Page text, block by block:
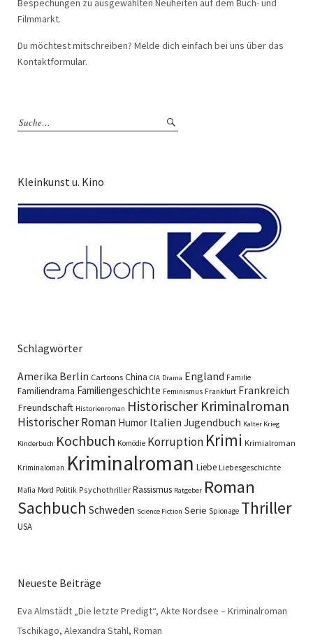
Bespechungen zu ausgewählten Neuheiten auf dem Buch- und
Filmmarkt.
Du möchtest mitschreiben? Melde dich einfach bei uns über das
Kontaktformular.
Kleinkunst u. Kino
Schlagwörter
Amerika Berlin Cartoons China CIA Drama England Familie
Familiendrama Familiengeschichte Feminismus Frankfurt Frankreich
Freundschaft Historienroman Historischer Kriminalroman
Historischer Roman Humor Italien Jugendbuch Kalter Krieg
Kinderbuch Kochbuch Komödie Korruption Krimi Krimialroman
Kriminaloman Kriminalroman Liebe Liebesgeschichte
Mafia Mord Politik Psychothriller Rassismus Ratgeber Roman
Sachbuch Schweden Science Fiction Serie Spionage Thriller
USA
Neueste Beiträge
Eva Almstädt „Die letzte Predigt“, Akte Nordsee – Kriminalroman
Tschikago, Alexandra Stahl, Roman